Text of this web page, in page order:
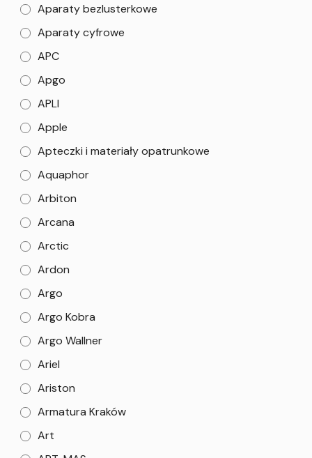
Aparaty bezlusterkowe
Aparaty cyfrowe
APC
Apgo
APLI
Apple
Apteczki i materiały opatrunkowe
Aquaphor
Arbiton
Arcana
Arctic
Ardon
Argo
Argo Kobra
Argo Wallner
Ariel
Ariston
Armatura Kraków
Art